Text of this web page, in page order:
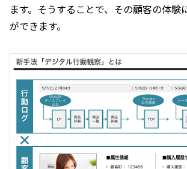
ます。そうすることで、その顧客の体験
ができます。